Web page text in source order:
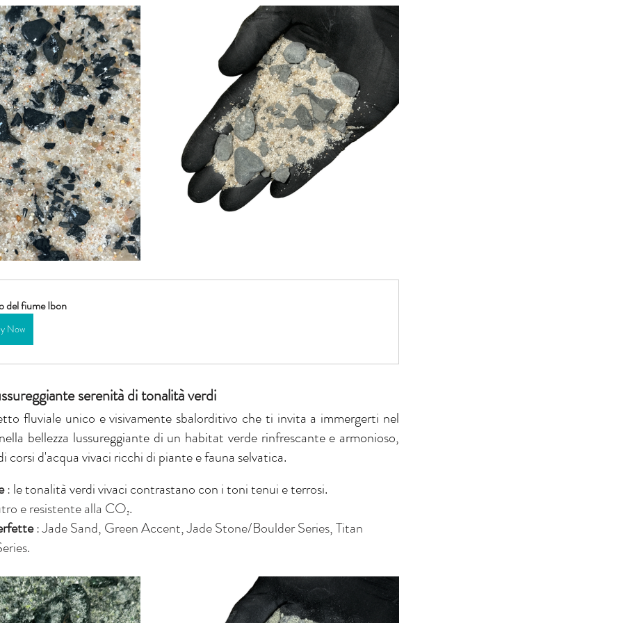
del fiume Ibon
Now
serenità di tonalità verdi
fluviale unico e visivamente sbalorditivo che ti invita a immergerti nel
bellezza lussureggiante di un habitat verde rinfrescante e armonioso,
corsi d'acqua vivaci ricchi di piante e fauna selvatica.
: le tonalità verdi vivaci contrastano con i toni tenui e terrosi.
e resistente alla CO₂.
: Jade Sand, Green Accent, Jade Stone/Boulder Series, Titan